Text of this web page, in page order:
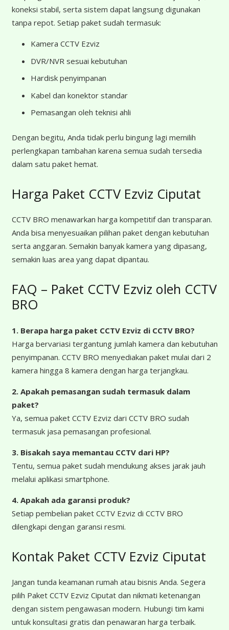
koneksi stabil, serta sistem dapat langsung digunakan
tanpa repot. Setiap paket sudah termasuk:
Kamera CCTV Ezviz
DVR/NVR sesuai kebutuhan
Hardisk penyimpanan
Kabel dan konektor standar
Pemasangan oleh teknisi ahli
Dengan begitu, Anda tidak perlu bingung lagi memilih
perlengkapan tambahan karena semua sudah tersedia
dalam satu paket hemat.
Harga Paket CCTV Ezviz Ciputat
CCTV BRO menawarkan harga kompetitif dan transparan.
Anda bisa menyesuaikan pilihan paket dengan kebutuhan
serta anggaran. Semakin banyak kamera yang dipasang,
semakin luas area yang dapat dipantau.
FAQ – Paket CCTV Ezviz oleh CCTV
BRO
1. Berapa harga paket CCTV Ezviz di CCTV BRO?
Harga bervariasi tergantung jumlah kamera dan kebutuhan
penyimpanan. CCTV BRO menyediakan paket mulai dari 2
kamera hingga 8 kamera dengan harga terjangkau.
2. Apakah pemasangan sudah termasuk dalam
paket?
Ya, semua paket CCTV Ezviz dari CCTV BRO sudah
termasuk jasa pemasangan profesional.
3. Bisakah saya memantau CCTV dari HP?
Tentu, semua paket sudah mendukung akses jarak jauh
melalui aplikasi smartphone.
4. Apakah ada garansi produk?
Setiap pembelian paket CCTV Ezviz di CCTV BRO
dilengkapi dengan garansi resmi.
Kontak Paket CCTV Ezviz Ciputat
Jangan tunda keamanan rumah atau bisnis Anda. Segera
pilih Paket CCTV Ezviz Ciputat dan nikmati ketenangan
dengan sistem pengawasan modern. Hubungi tim kami
untuk konsultasi gratis dan penawaran harga terbaik.